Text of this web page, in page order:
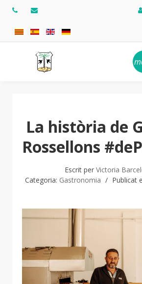
La història de
Rossellons
Escrit per Victoria
Categoria: Gastronomia Publicat